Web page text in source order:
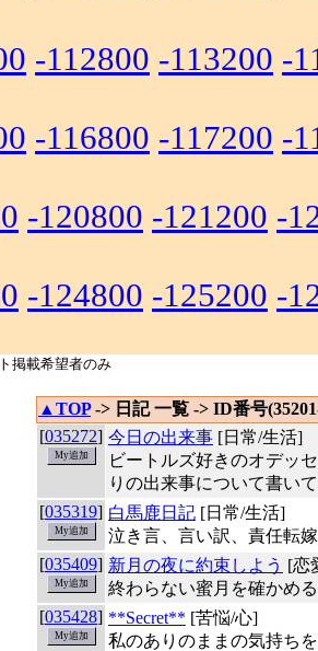
-112800 -113200 -
-116800 -117200 -
-120800 -121200 -
-124800 -125200 -
掲載希望者のみ
▲TOP-> 日記 一覧 -> ID番号
[035272] 今日の出来事 [日常/生活]
ビートルズ好きのオデッ
りの出来事について書い
[035319] 白馬鹿日記 [日常/生活]
泣き言、言い訳、責任転
[035409] 新月の夜に約束しよう [恋
終わらない蜜月を確かめ
[035428] **Secret** [苦悩/心]
私のありのままの気持ち